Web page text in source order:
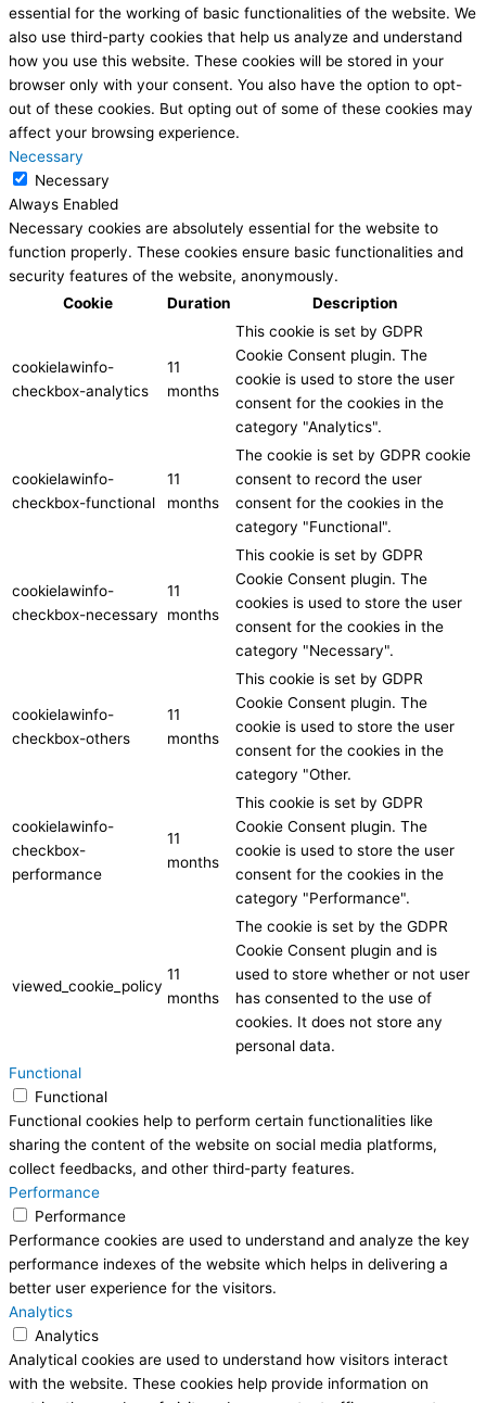
essential for the working of basic functionalities of the website. We
also use third-party cookies that help us analyze and understand
how you use this website. These cookies will be stored in your
browser only with your consent. You also have the option to opt-
out of these cookies. But opting out of some of these cookies may
affect your browsing experience.
Necessary
Necessary
Always Enabled
Necessary cookies are absolutely essential for the website to
function properly. These cookies ensure basic functionalities and
security features of the website, anonymously.
Cookie
Duration Description
cookielawinfo-
checkbox-analytics
11
months
This cookie is set by GDPR
Cookie Consent plugin. The
cookie is used to store the user
consent for the cookies in the
category "Analytics".
cookielawinfo-
checkbox-functional
11
months
The cookie is set by GDPR cookie
consent to record the user
consent for the cookies in the
category "Functional".
cookielawinfo-
checkbox-necessary
11
months
This cookie is set by GDPR
Cookie Consent plugin. The
cookies is used to store the user
consent for the cookies in the
category "Necessary".
cookielawinfo-
checkbox-others
11
months
This cookie is set by GDPR
Cookie Consent plugin. The
cookie is used to store the user
consent for the cookies in the
category "Other.
cookielawinfo-
checkbox-
performance
11
months
This cookie is set by GDPR
Cookie Consent plugin. The
cookie is used to store the user
consent for the cookies in the
category "Performance".
viewed_cookie_policy
11
months
The cookie is set by the GDPR
Cookie Consent plugin and is
used to store whether or not user
has consented to the use of
cookies. It does not store any
personal data.
Functional
Functional
Functional cookies help to perform certain functionalities like
sharing the content of the website on social media platforms,
collect feedbacks, and other third-party features.
Performance
Performance
Performance cookies are used to understand and analyze the key
performance indexes of the website which helps in delivering a
better user experience for the visitors.
Analytics
Analytics
Analytical cookies are used to understand how visitors interact
with the website. These cookies help provide information on